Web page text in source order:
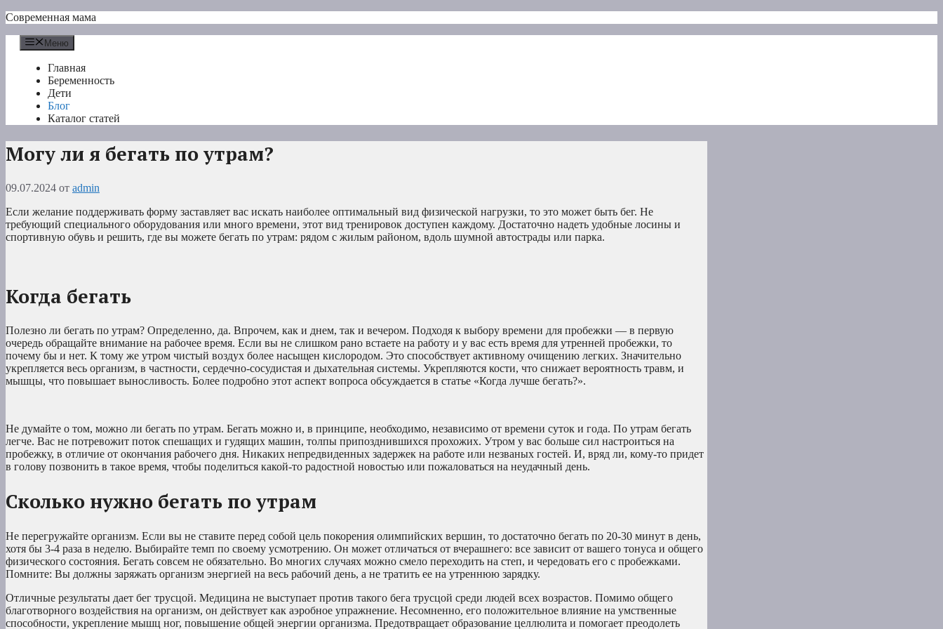
Перейти
содержимому
Современная мама
Меню
Главная
Беременность
Дети
Блог
Каталог статей
Могу ли я бегать по утрам?
09.07.2024 от admin
Если желание поддерживать форму заставляет вас искать наиболее оптимальный вид физической нагрузки, то это может быть бег. Не
требующий специального оборудования или много времени, этот вид тренировок доступен каждому. Достаточно надеть удобные лосины и
спортивную обувь и решить, где вы можете бегать по утрам: рядом с жилым районом, вдоль шумной автострады или парка.
Когда бегать
Полезно ли бегать по утрам? Определенно, да. Впрочем, как и днем, так и вечером. Подходя к выбору времени для пробежки — в первую
очередь обращайте внимание на рабочее время. Если вы не слишком рано встаете на работу и у вас есть время для утренней пробежки, то
почему бы и нет. К тому же утром чистый воздух более насыщен кислородом. Это способствует активному очищению легких. Значительно
укрепляется весь организм, в частности, сердечно-сосудистая и дыхательная системы. Укрепляются кости, что снижает вероятность травм, и
мышцы, что повышает выносливость. Более подробно этот аспект вопроса обсуждается в статье «Когда лучше бегать?».
Не думайте о том, можно ли бегать по утрам. Бегать можно и, в принципе, необходимо, независимо от времени суток и года. По утрам бегать
легче. Вас не потревожит поток спешащих и гудящих машин, толпы припозднившихся прохожих. Утром у вас больше сил настроиться на
пробежку, в отличие от окончания рабочего дня. Никаких непредвиденных задержек на работе или незваных гостей. И, вряд ли, кому-то придет
в голову позвонить в такое время, чтобы поделиться какой-то радостной новостью или пожаловаться на неудачный день.
Сколько нужно бегать по утрам
Не перегружайте организм. Если вы не ставите перед собой цель покорения олимпийских вершин, то достаточно бегать по 20-30 минут в день,
хотя бы 3-4 раза в неделю. Выбирайте темп по своему усмотрению. Он может отличаться от вчерашнего: все зависит от вашего тонуса и общего
физического состояния. Бегать совсем не обязательно. Во многих случаях можно смело переходить на степ, и чередовать его с пробежками.
Помните: Вы должны заряжать организм энергией на весь рабочий день, а не тратить ее на утреннюю зарядку.
Отличные результаты дает бег трусцой. Медицина не выступает против такого бега трусцой среди людей всех возрастов. Помимо общего
благотворного воздействия на организм, он действует как аэробное упражнение. Несомненно, его положительное влияние на умственные
способности, укрепление мышц ног, повышение общей энергии организма. Предотвращает образование целлюлита и помогает преодолеть